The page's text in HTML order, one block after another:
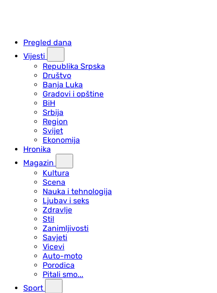
Pregled dana
Vijesti
Republika Srpska
Društvo
Banja Luka
Gradovi i opštine
BiH
Srbija
Region
Svijet
Ekonomija
Hronika
Magazin
Kultura
Scena
Nauka i tehnologija
Ljubav i seks
Zdravlje
Stil
Zanimljivosti
Savjeti
Vicevi
Auto-moto
Porodica
Pitali smo...
Sport